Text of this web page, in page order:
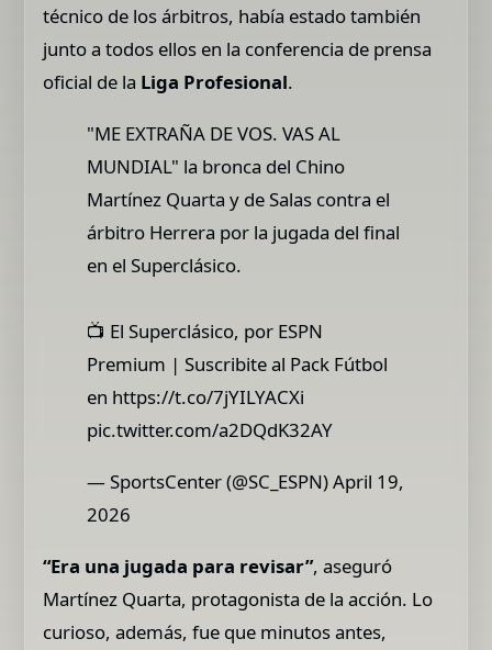
técnico de los árbitros, había estado también
junto a todos ellos en la conferencia de prensa
oficial de la Liga Profesional.
"ME EXTRAÑA DE VOS. VAS AL
MUNDIAL" la bronca del Chino
Martínez Quarta y de Salas contra el
árbitro Herrera por la jugada del final
en el Superclásico.
📺 El Superclásico, por ESPN
Premium | Suscribite al Pack Fútbol
en https://t.co/7jYILYACXi
pic.twitter.com/a2DQdK32AY
— SportsCenter (@SC_ESPN) April 19,
2026
“Era una jugada para revisar”, aseguró
Martínez Quarta, protagonista de la acción. Lo
curioso, además, fue que minutos antes,